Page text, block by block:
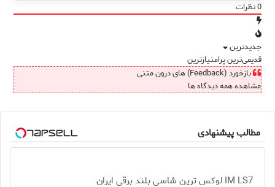
0نظرات
جدیدترین
قدیمی‌ترینپرامتیازترین
بازخورد (Feedback) های درون متنی
مشاهده همه دیدگاه ها
مطالب پیشنهادی
IM LS7 لوکس ترین شاسی بلند برقی ایران